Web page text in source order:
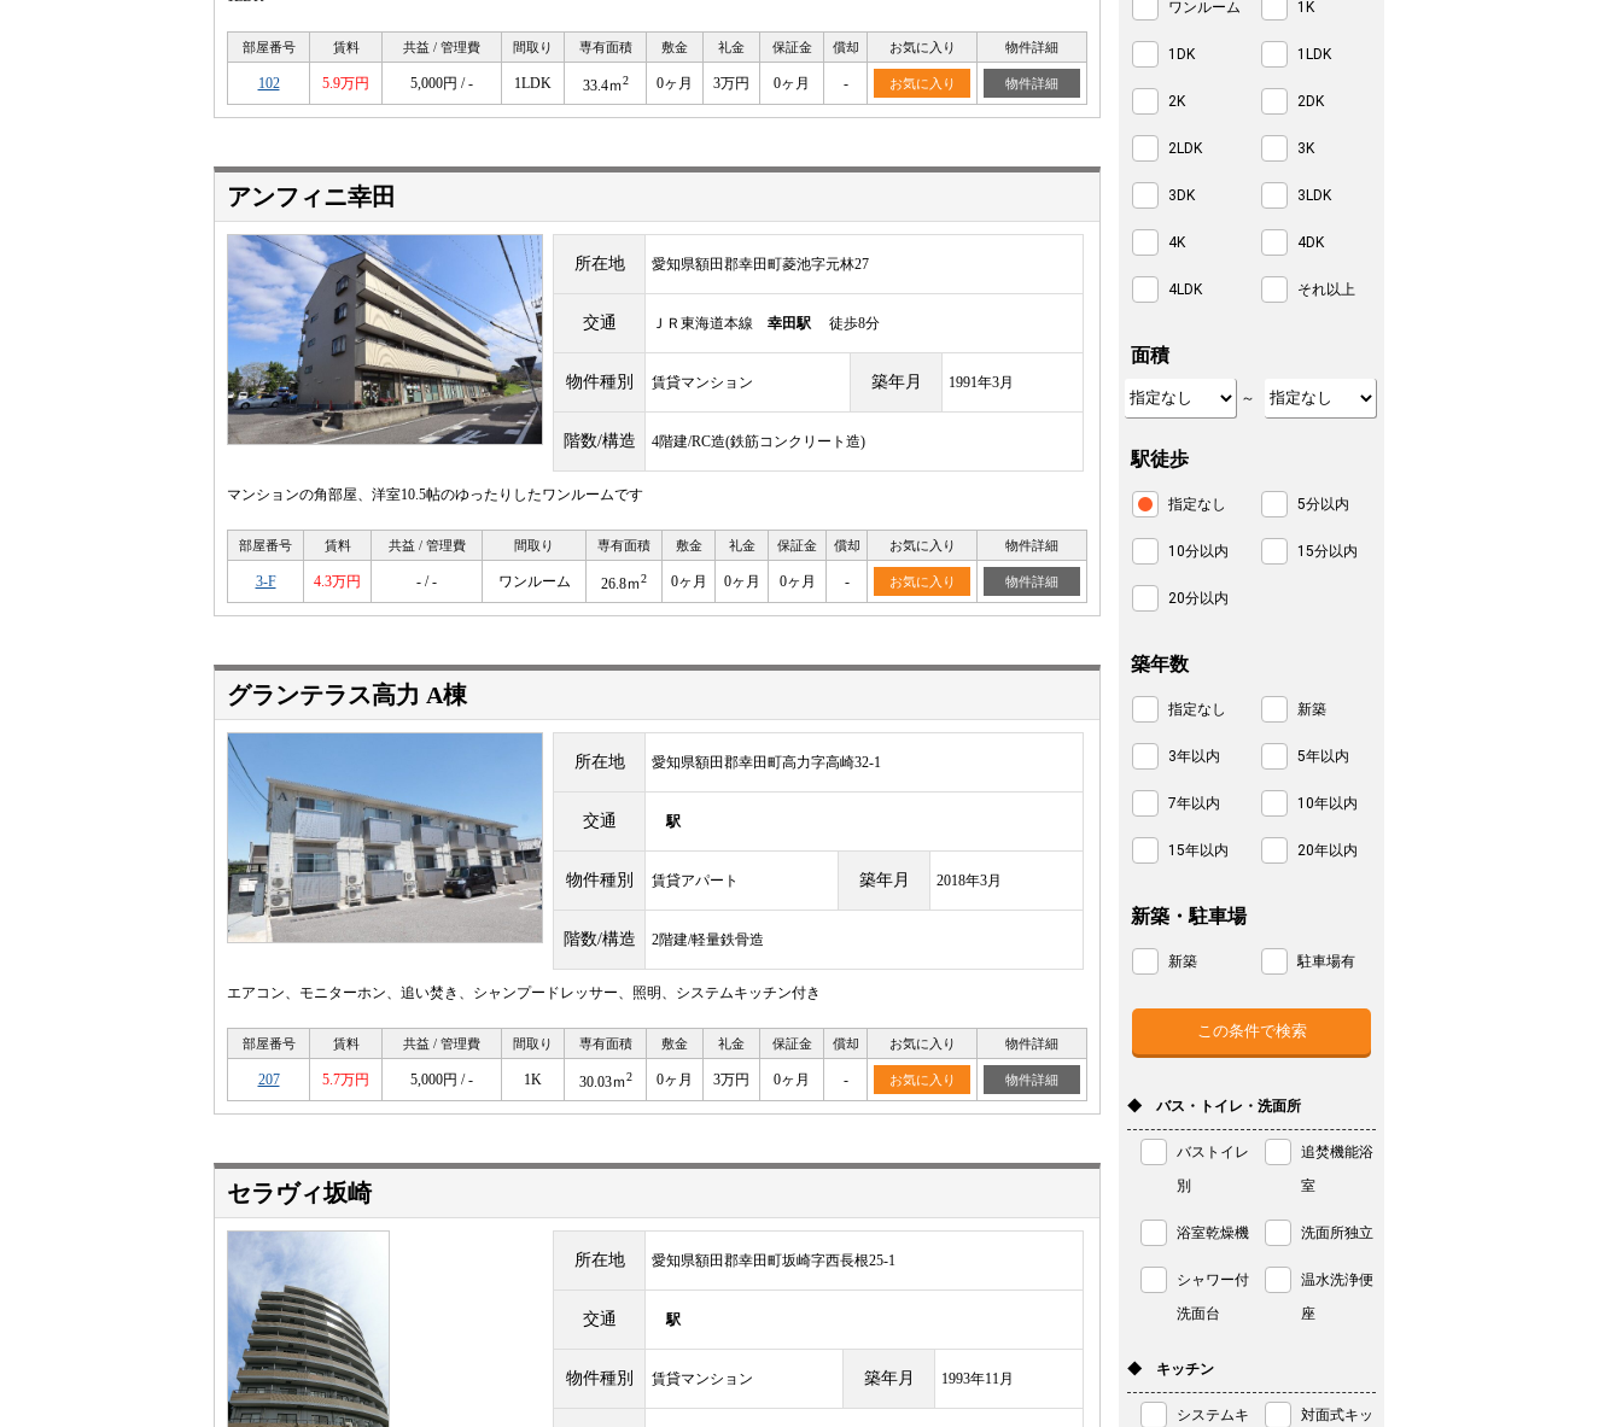
部屋番号 賃料 共益 / 管理費 間取り 専有面積 敷金 礼金 保証金 償却 お気に入り 物件詳細
102 5.9万円 5,000円 / - 1LDK 33.4ｍ2 0ヶ月 3万円 0ヶ月 - お気に入り 物件詳細
アンフィニ幸田
所在地 愛知県額田郡幸田町菱池字元林27
交通 ＪＲ東海道本線 幸田駅 徒歩8分
物件種別 賃貸マンション 築年月 1991年3月
階数/構造 4階建/RC造(鉄筋コンクリート造)
マンションの角部屋、洋室10.5帖のゆったりしたワンルームです
部屋番号 賃料 共益 / 管理費 間取り 専有面積 敷金 礼金 保証金 償却 お気に入り 物件詳細
3-F 4.3万円 - / - ワンルーム 26.8ｍ2 0ヶ月 0ヶ月 0ヶ月 - お気に入り 物件詳細
グランテラス高力 A棟
所在地 愛知県額田郡幸田町高力字高崎32-1
交通 駅
物件種別 賃貸アパート 築年月 2018年3月
階数/構造 2階建/軽量鉄骨造
エアコン、モニターホン、追い焚き、シャンプードレッサー、照明、システムキッチン付き
部屋番号 賃料 共益 / 管理費 間取り 専有面積 敷金 礼金 保証金 償却 お気に入り 物件詳細
207 5.7万円 5,000円 / - 1K 30.03ｍ2 0ヶ月 3万円 0ヶ月 - お気に入り 物件詳細
セラヴィ坂崎
所在地 愛知県額田郡幸田町坂崎字西長根25-1
交通 駅
物件種別 賃貸マンション 築年月 1993年11月
ワンルーム 1K
1DK 1LDK
2K 2DK
2LDK 3K
3DK 3LDK
4K 4DK
4LDK それ以上
面積
～
駅徒歩
指定なし 5分以内
10分以内 15分以内
20分以内
築年数
指定なし 新築
3年以内 5年以内
7年以内 10年以内
15年以内 20年以内
新築・駐車場
新築 駐車場有
◆ バス・トイレ・洗面所
バストイレ
別
追焚機能浴
室
浴室乾燥機 洗面所独立
シャワー付
洗面台
温水洗浄便
座
◆ キッチン
システムキ
対面式キッ